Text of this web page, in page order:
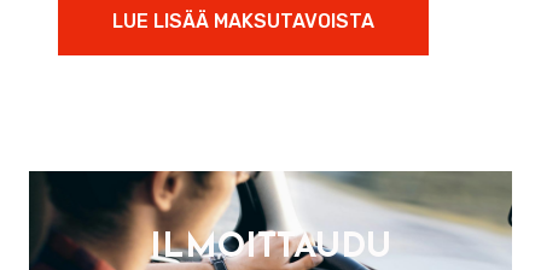
LUE LISÄÄ MAKSUTAVOISTA
ILMOITTAUDU